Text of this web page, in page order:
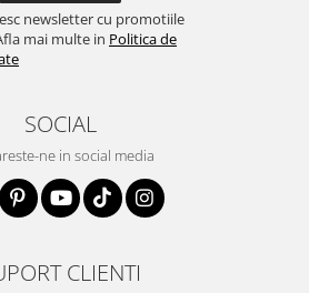
newsletter cu promotiile
mai multe in Politica de
SOCIAL
ne in social media
CLIENTI